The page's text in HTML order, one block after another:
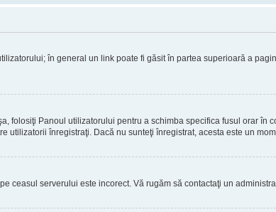
în general un link poate fi găsit în partea superioară a
folosiţi Panoul utilizatorului pentru a schimba specifica fusul orar în
utilizatorii înregistraţi. Dacă nu sunteţi înregistrat, acesta este un
ceasul serverului este incorect. Vă rugăm să contactaţi un